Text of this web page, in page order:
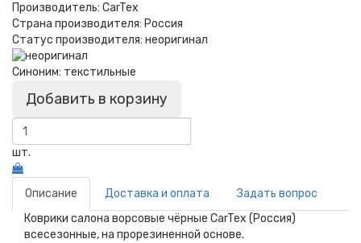
Производитель: CarTex
Страна производителя: Россия
Статус производителя: неоригинал
Синоним: текстильные
Добавить в корзину
шт.
Описание Доставка и оплата
Задать вопрос
Коврики салона ворсовые чёрные CarTex (Россия)
всесезонные, на прорезиненной основе.